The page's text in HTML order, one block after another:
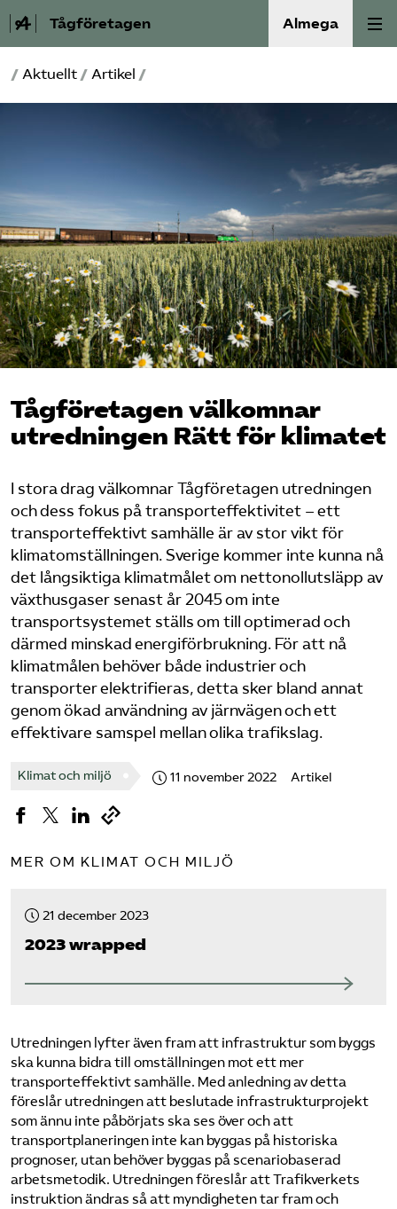
Tågföretagen Almega
Aktuellt
Aktiviteter
Om oss
Kontakt
Mina sidor (almega.se)
Bli medlem
Logga in på Arbetsgivarguiden
Sök på tagforetagen.se
/ Aktuellt / Artikel /
Tåg­företagen välkomnar
utredningen Rätt för klimatet
I stora drag välkomnar Tågföretagen utredningen
och dess fokus på transporteffektivitet – ett
transporteffektivt samhälle är av stor vikt för
klimatomställningen. Sverige kommer inte kunna nå
det långsiktiga klimatmålet om nettonollutsläpp av
växthusgaser senast år 2045 om inte
transportsystemet ställs om till optimerad och
därmed minskad energiförbrukning. För att nå
klimatmålen behöver både industrier och
transporter elektrifieras, detta sker bland annat
genom ökad användning av järnvägen och ett
effektivare samspel mellan olika trafikslag.
Klimat och miljö 11 november 2022 Artikel
MER OM KLIMAT OCH MILJÖ
21 december 2023
2023 wrapped
Utredningen lyfter även fram att infrastruktur som byggs
ska kunna bidra till omställningen mot ett mer
transporteffektivt samhälle. Med anledning av detta
föreslår utredningen att beslutade infrastrukturprojekt
som ännu inte påbörjats ska ses över och att
transportplaneringen inte kan byggas på historiska
prognoser, utan behöver byggas på scenariobaserad
arbetsmetodik. Utredningen föreslår att Trafikverkets
instruktion ändras så att myndigheten tar fram och